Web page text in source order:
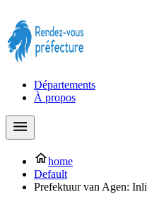
Départements
À propos
home
Default
Prefektuur van Agen: